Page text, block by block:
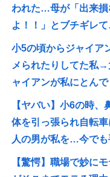
われた…母が「出来損
よ！！」とブチギレ
小5の頃からジャイア
メられたりしてた私
ャイアンが私にとん
【ヤバい】小6の時
体を引っ張られ自転
人の男が私を…今でも
【驚愕】職場で妙に